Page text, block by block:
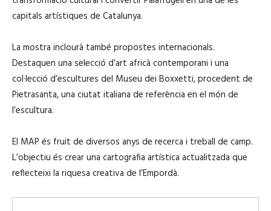
capitals artístiques de Catalunya.
La mostra inclourà també propostes internacionals.
Destaquen una selecció d’art africà contemporani i una
col·lecció d’escultures del Museu dei Boxxetti, procedent de
Pietrasanta, una ciutat italiana de referència en el món de
l’escultura.
El MAP és fruit de diversos anys de recerca i treball de camp.
L’objectiu és crear una cartografia artística actualitzada que
reflecteixi la riquesa creativa de l’Empordà.